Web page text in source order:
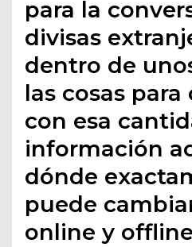
para la
divisas
dentro de
las cosas
con esa
información
dónde
puede
online y